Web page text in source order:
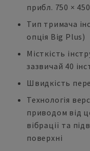
прибл. 750 ×
Тип тримача
опція Big Plus)
Місткість
зазвичай 40
Швидкість
Технологія
приводом від
вібрації та
поверхні